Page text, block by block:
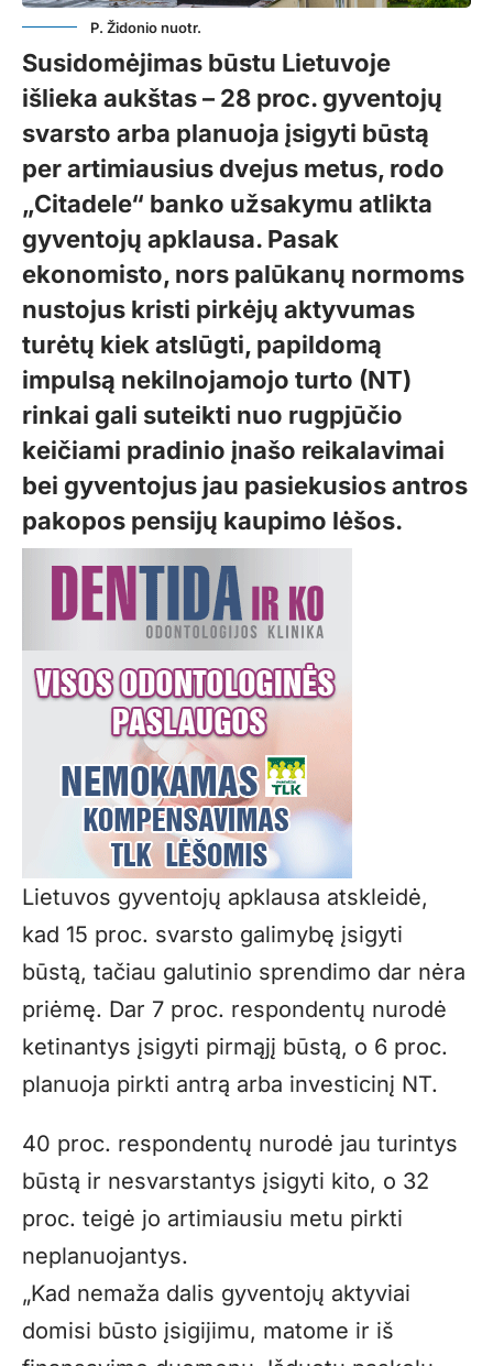
P. Židonio nuotr.
Susidomėjimas būstu Lietuvoje
išlieka aukštas – 28 proc. gyventojų
svarsto arba planuoja įsigyti būstą
per artimiausius dvejus metus, rodo
„Citadele“ banko užsakymu atlikta
gyventojų apklausa. Pasak
ekonomisto, nors palūkanų normoms
nustojus kristi pirkėjų aktyvumas
turėtų kiek atslūgti, papildomą
impulsą nekilnojamojo turto (NT)
rinkai gali suteikti nuo rugpjūčio
keičiami pradinio įnašo reikalavimai
bei gyventojus jau pasiekusios antros
pakopos pensijų kaupimo lėšos.
Lietuvos gyventojų apklausa atskleidė,
kad 15 proc. svarsto galimybę įsigyti
būstą, tačiau galutinio sprendimo dar nėra
priėmę. Dar 7 proc. respondentų nurodė
ketinantys įsigyti pirmąjį būstą, o 6 proc.
planuoja pirkti antrą arba investicinį NT.
40 proc. respondentų nurodė jau turintys
būstą ir nesvarstantys įsigyti kito, o 32
proc. teigė jo artimiausiu metu pirkti
neplanuojantys.
„Kad nemaža dalis gyventojų aktyviai
domisi būsto įsigijimu, matome ir iš